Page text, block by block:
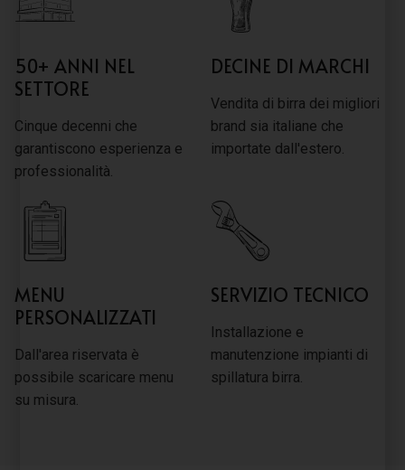
50+ ANNI NEL
SETTORE
Cinque decenni che
garantiscono esperienza e
professionalità.
DECINE DI MARCHI
Vendita di birra dei migliori
brand sia italiane che
importate dall'estero.
MENU
PERSONALIZZATI
Dall'area riservata è
possibile scaricare menu
su misura.
SERVIZIO TECNICO
Installazione e
manutenzione impianti di
spillatura birra.